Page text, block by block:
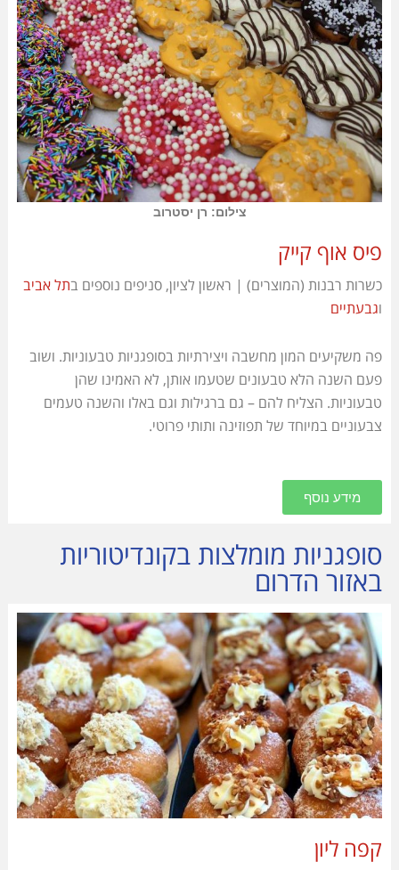
צילום: רן יסטרוב
פיס אוף קייק
כשרות רבנות (המוצרים) | ראשון לציון, סניפים נוספים בתל אביב
וגבעתיים
פה משקיעים המון מחשבה ויצירתיות בסופגניות טבעוניות. ושוב
פעם השנה הלא טבעונים שטעמו אותן, לא האמינו שהן
טבעוניות. הצליח להם – גם ברגילות וגם באלו והשנה טעמים
צבעוניים במיוחד של תפוזינה ותותי פרוטי.
מידע נוסף
סופגניות מומלצות בקונדיטוריות
באזור הדרום
קפה ליון